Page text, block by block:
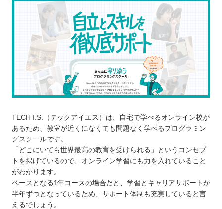
TECH I.S.（テックアイエス）は、自宅で学べるオンライン校が
あるため、教室が近くになくても問題なく学べるプログラミン
グスクールです。
「どこにいても世界最高の教育を受けられる」というコンセプ
トを掲げているので、オンライン学習にも力を入れていること
がわかります。
ベースとなる1年コースの場合だと、学習とキャリアサポートが
半年ずつとなっているため、サポート体制も充実していると言
えるでしょう。